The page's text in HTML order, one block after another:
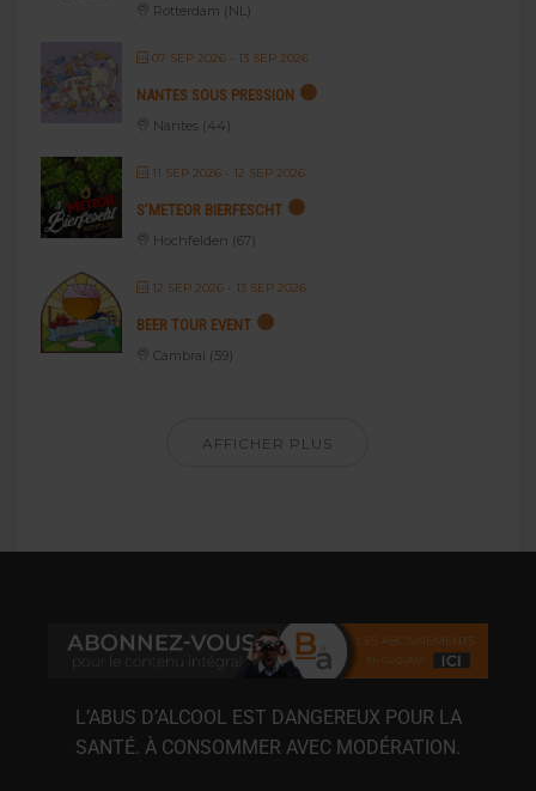
Rotterdam (NL)
07 SEP 2026- 13 SEP 2026
NANTES SOUS PRESSION
Nantes (44)
11 SEP 2026- 12 SEP 2026
S’METEOR BIERFESCHT
Hochfelden (67)
12 SEP 2026- 13 SEP 2026
BEER TOUR EVENT
Cambrai (59)
AFFICHER PLUS
L’ABUS D’ALCOOL EST DANGEREUX POUR LA
SANTÉ. À CONSOMMER AVEC MODÉRATION.